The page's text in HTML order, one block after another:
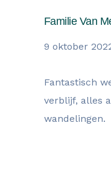
Familie Van
9 oktober
Fantastisch
verblijf, alles
wandelingen.